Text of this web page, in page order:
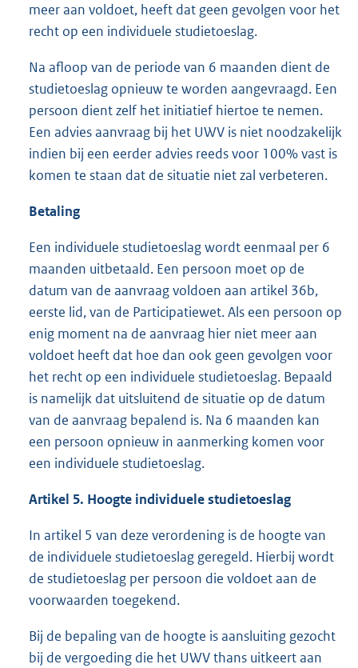
meer aan voldoet, heeft dat geen gevolgen voor het
recht op een individuele studietoeslag.
Na afloop van de periode van 6 maanden dient de
studietoeslag opnieuw te worden aangevraagd. Een
persoon dient zelf het initiatief hiertoe te nemen.
Een advies aanvraag bij het UWV is niet noodzakelijk
indien bij een eerder advies reeds voor 100% vast is
komen te staan dat de situatie niet zal verbeteren.
Betaling
Een individuele studietoeslag wordt eenmaal per 6
maanden uitbetaald. Een persoon moet op de
datum van de aanvraag voldoen aan artikel 36b,
eerste lid, van de Participatiewet. Als een persoon op
enig moment na de aanvraag hier niet meer aan
voldoet heeft dat hoe dan ook geen gevolgen voor
het recht op een individuele studietoeslag. Bepaald
is namelijk dat uitsluitend de situatie op de datum
van de aanvraag bepalend is. Na 6 maanden kan
een persoon opnieuw in aanmerking komen voor
een individuele studietoeslag.
Artikel 5. Hoogte individuele studietoeslag
In artikel 5 van deze verordening is de hoogte van
de individuele studietoeslag geregeld. Hierbij wordt
de studietoeslag per persoon die voldoet aan de
voorwaarden toegekend.
Bij de bepaling van de hoogte is aansluiting gezocht
bij de vergoeding die het UWV thans uitkeert aan